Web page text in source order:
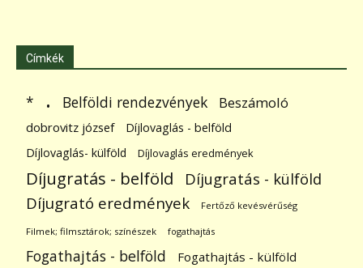
Címkék
* . Belföldi rendezvények Beszámoló
dobrovitz józsef
Díjlovaglás - belföld
Díjlovaglás- külföld
Díjlovaglás eredmények
Díjugratás - belföld Díjugratás - külföld
Díjugrató eredmények Fertőző kevésvérűség
Filmek; filmsztárok; színészek fogathajtás
Fogathajtás - belföld Fogathajtás - külföld